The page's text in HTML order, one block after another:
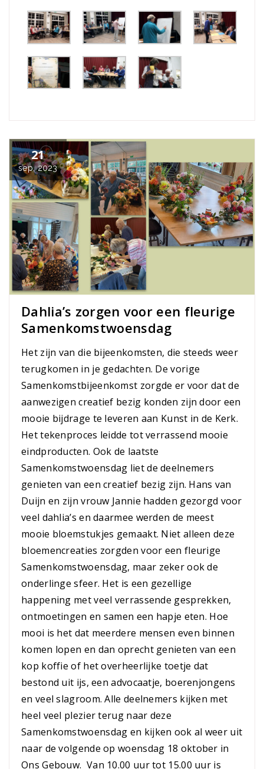
21
sep, 2023
Dahlia’s zorgen voor een fleurige
Samenkomstwoensdag
Het zijn van die bijeenkomsten, die steeds weer
terugkomen in je gedachten. De vorige
Samenkomstbijeenkomst zorgde er voor dat de
aanwezigen creatief bezig konden zijn door een
mooie bijdrage te leveren aan Kunst in de Kerk.
Het tekenproces leidde tot verrassend mooie
eindproducten. Ook de laatste
Samenkomstwoensdag liet de deelnemers
genieten van een creatief bezig zijn. Hans van
Duijn en zijn vrouw Jannie hadden gezorgd voor
veel dahlia’s en daarmee werden de meest
mooie bloemstukjes gemaakt. Niet alleen deze
bloemencreaties zorgden voor een fleurige
Samenkomstwoensdag, maar zeker ook de
onderlinge sfeer. Het is een gezellige
happening met veel verrassende gesprekken,
ontmoetingen en samen een hapje eten. Hoe
mooi is het dat meerdere mensen even binnen
komen lopen en dan oprecht genieten van een
kop koffie of het overheerlijke toetje dat
bestond uit ijs, een advocaatje, boerenjongens
en veel slagroom. Alle deelnemers kijken met
heel veel plezier terug naar deze
Samenkomstwoensdag en kijken ook al weer uit
naar de volgende op woensdag 18 oktober in
Ons Gebouw. Van 10.00 uur tot 15.00 uur is